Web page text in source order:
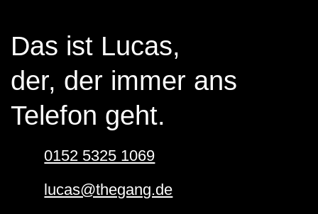
Das ist Lucas,
der, der immer ans
Telefon geht.
0152 5325 1069
lucas@thegang.de